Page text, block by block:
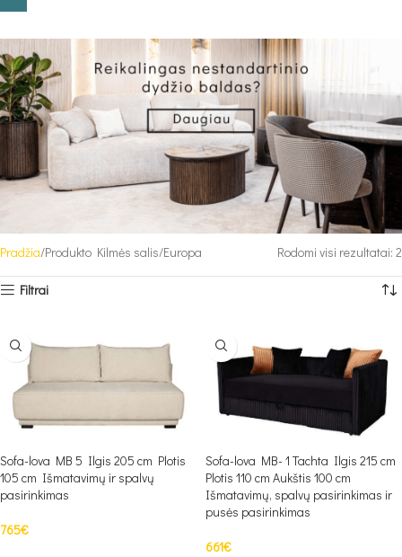
Pradžia Produkto Kilmės salis Europa Rodomi visi rezultatai: 2
Filtrai
Sofa-lova MB 5 Ilgis 205 cm Plotis
105 cm Išmatavimų ir spalvų
pasirinkimas
765€
Sofa-lova MB- 1 Tachta Ilgis 215 cm
Plotis 110 cm Aukštis 100 cm
Išmatavimų, spalvų pasirinkimas ir
pusės pasirinkimas
661€